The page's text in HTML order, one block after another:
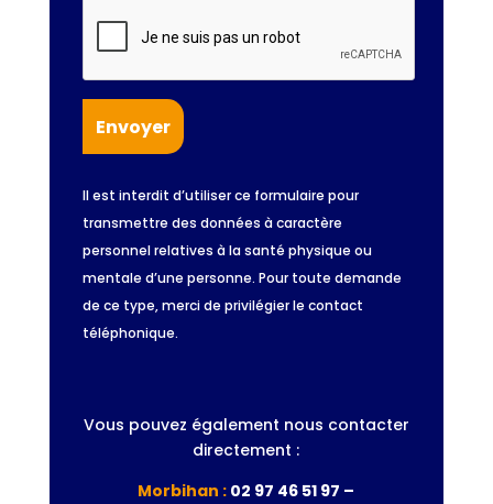
Il est interdit d’utiliser ce formulaire pour
transmettre des données à caractère
personnel relatives à la santé physique ou
mentale d’une personne. Pour toute demande
de ce type, merci de privilégier le contact
téléphonique.
Vous pouvez également nous contacter
directement :
Morbihan : 02 97 46 51 97 –